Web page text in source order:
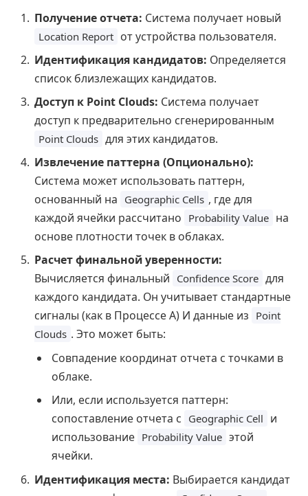
Получение отчета: Система получает новый
Location Report от устройства пользователя.
Идентификация кандидатов: Определяется
список близлежащих кандидатов.
Доступ к Point Clouds: Система получает
доступ к предварительно сгенерированным
Point Clouds для этих кандидатов.
Извлечение паттерна (Опционально):
Система может использовать паттерн,
основанный на Geographic Cells , где для
каждой ячейки рассчитано Probability Value на
основе плотности точек в облаках.
Расчет финальной уверенности:
Вычисляется финальный Confidence Score для
каждого кандидата. Он учитывает стандартные
сигналы (как в Процессе А) И данные из Point
Clouds . Это может быть:
Совпадение координат отчета с точками в
облаке.
Или, если используется паттерн:
сопоставление отчета с Geographic Cell и
использование Probability Value этой
ячейки.
Идентификация места: Выбирается кандидат